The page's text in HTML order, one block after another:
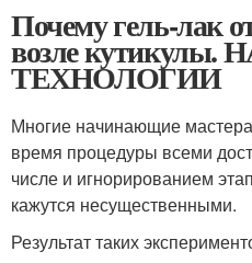
Почему гель-лак
возле
ТЕХНОЛОГИИ
Многие начинающие
время процедуры всеми
числе и игнорированием
кажутся несущественными.
Результат таких